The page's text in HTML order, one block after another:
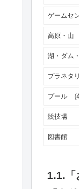
ゲームセ
高原・山
湖・ダム
プラネタ
プール
競技場
図書館
1.1.